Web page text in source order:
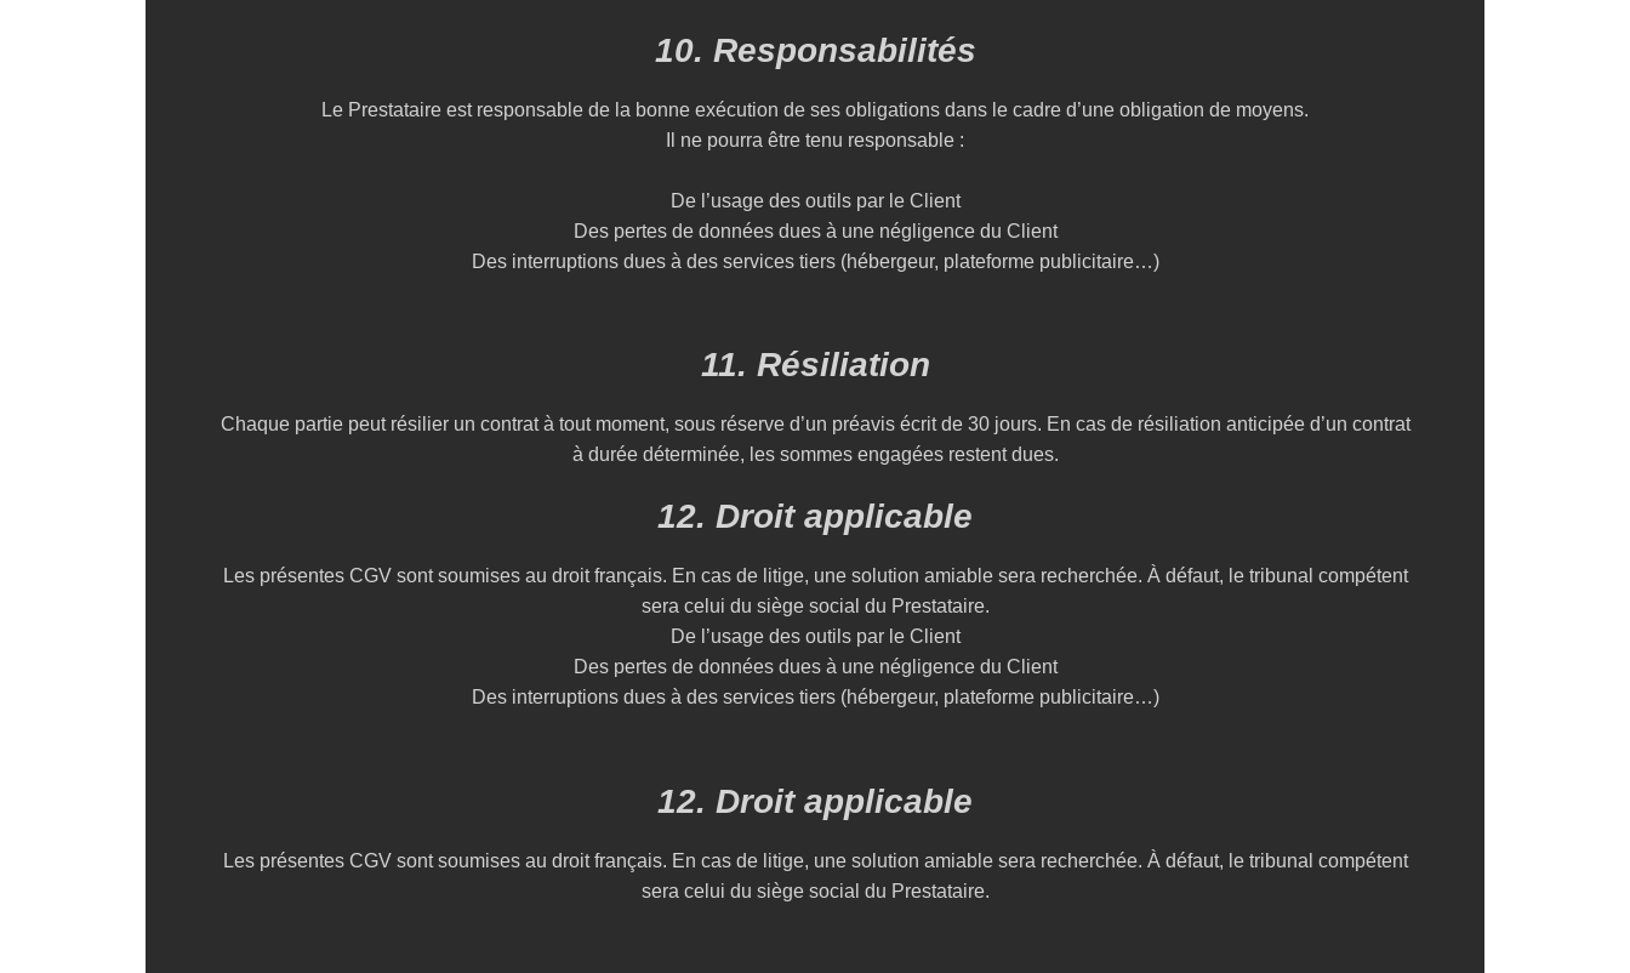
10. Responsabilités
Le Prestataire est responsable de la bonne exécution de ses obligations dans le cadre d’une obligation de moyens.
Il ne pourra être tenu responsable :
De l’usage des outils par le Client
Des pertes de données dues à une négligence du Client
Des interruptions dues à des services tiers (hébergeur, plateforme publicitaire…)
11. Résiliation
Chaque partie peut résilier un contrat à tout moment, sous réserve d’un préavis écrit de 30 jours. En cas de résiliation anticipée d’un contrat
à durée déterminée, les sommes engagées restent dues.
12. Droit applicable
Les présentes CGV sont soumises au droit français. En cas de litige, une solution amiable sera recherchée. À défaut, le tribunal compétent
sera celui du siège social du Prestataire.
De l’usage des outils par le Client
Des pertes de données dues à une négligence du Client
Des interruptions dues à des services tiers (hébergeur, plateforme publicitaire…)
12. Droit applicable
Les présentes CGV sont soumises au droit français. En cas de litige, une solution amiable sera recherchée. À défaut, le tribunal compétent
sera celui du siège social du Prestataire.